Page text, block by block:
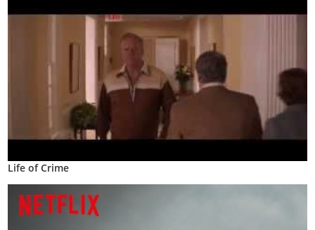
Life of Crime